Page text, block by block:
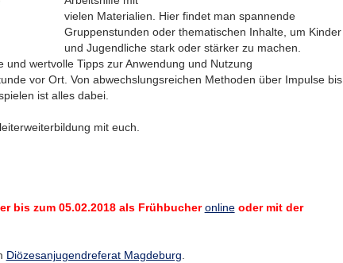
vielen Materialien. Hier findet man spannende
Gruppenstunden oder thematischen Inhalte, um Kinder
und Jugendliche stark oder stärker zu machen.
wertvolle Tipps zur Anwendung und Nutzung
vor Ort. Von abwechslungsreichen Methoden über Impulse bis
ist alles dabei.
mit euch.
bis zum 05.02.2018 als Frühbucher online oder mit der
Diözesanjugendreferat Magdeburg